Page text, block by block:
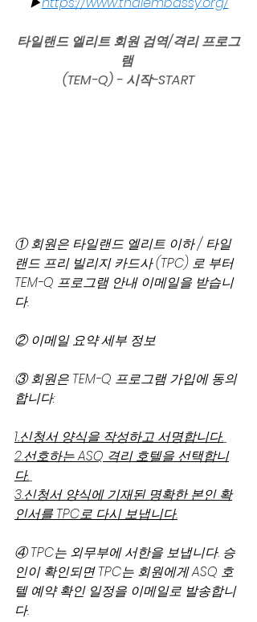
타일랜드 엘리트 회원 검역/격리 프로그
램
(TEM-Q) - 시작-START
① 회원은 타일랜드 엘리트 이하 / 타일
랜드 프리 빌리지 카드사 (TPC) 로 부터
TEM-Q 프로그램 안내 이메일을 받습니
다.
② 이메일 요약 세부 정보
③ 회원은 TEM-Q 프로그램 가입에 동의
합니다:
1.신청서 양식을 작성하고 서명합니다.
2.선호하는 ASQ 격리 호텔을 선택합니
다.
3.신청서 양식에 기재된 명확한 본인 확
인서를 TPC로 다시 보냅니다.
④ TPC는 외무부에 서한을 보냅니다. 승
인이 확인되면 TPC는 회원에게 ASQ 호
텔 예약 확인 일정을 이메일로 발송합니
다.